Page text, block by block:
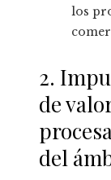
los
2.
de
del